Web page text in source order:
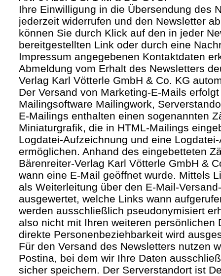
Ihre Einwilligung in die Übersendung des
jederzeit widerrufen und den Newsletter
können Sie durch Klick auf den in jeder
bereitgestellten Link oder durch eine
Impressum angegebenen Kontaktdaten
Abmeldung vom Erhalt des Newsletters
Verlag Karl Vötterle GmbH & Co. KG
Der Versand von Marketing-E-Mails
Mailingsoftware Mailingwork,
E-Mailings enthalten einen sogenannten
Miniaturgrafik, die in HTML-Mailings
Logdatei-Aufzeichnung und eine
ermöglichen. Anhand des eingebetteten
Bärenreiter-Verlag Karl Vötterle GmbH &
wann eine E-Mail geöffnet wurde. Mittels
als Weiterleitung über den E-Mail-
ausgewertet, welche Links wann
werden ausschließlich pseudonymisiert
also nicht mit Ihren weiteren persönlichen
direkte Personenbeziehbarkeit wird
Für den Versand des Newsletters nutzen
Postina, bei dem wir Ihre Daten
sicher speichern. Der Serverstandort ist